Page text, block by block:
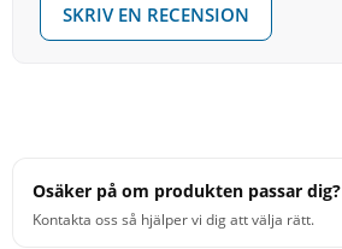
SKRIV EN RECENSION
Osäker på om produkten passar dig?
Kontakta oss så hjälper vi dig att välja rätt.